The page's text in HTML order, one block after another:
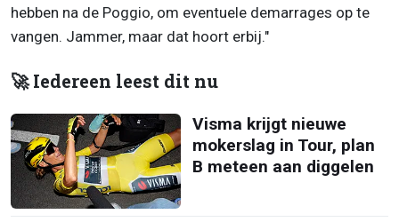
hebben na de Poggio, om eventuele demarrages op te
vangen. Jammer, maar dat hoort erbij."
🚀 Iedereen leest dit nu
Visma krijgt nieuwe
mokerslag in Tour, plan
B meteen aan diggelen